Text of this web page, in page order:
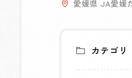
愛媛県 JA愛媛
カテゴリ